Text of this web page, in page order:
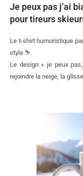
Je peux pas j’ai
pour tireurs
Le t-shirt humoristique
style ⛷️.
Le design « je peux
rejoindre la neige, la